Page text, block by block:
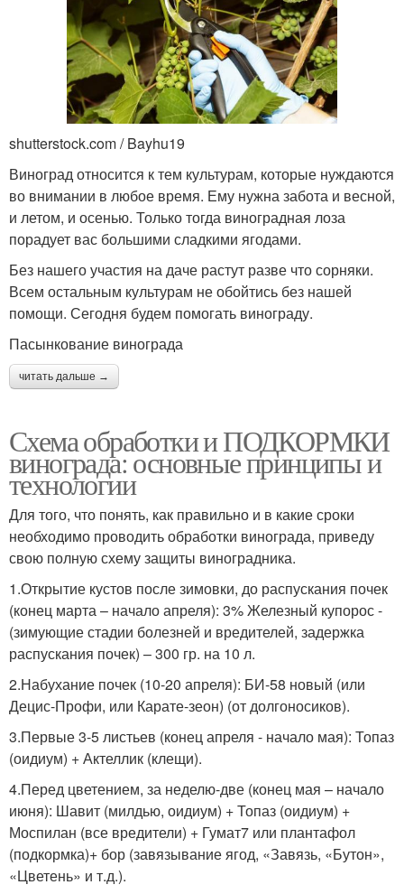
shutterstock.com / Bayhu19
Виноград относится к тем культурам, которые нуждаются
во внимании в любое время. Ему нужна забота и весной,
и летом, и осенью. Только тогда виноградная лоза
порадует вас большими сладкими ягодами.
Без нашего участия на даче растут разве что сорняки.
Всем остальным культурам не обойтись без нашей
помощи. Сегодня будем помогать винограду.
Пасынкование винограда
читать дальше →
Схема обработки и ПОДКОРМКИ
винограда: основные принципы и
технологии
Для того, что понять, как правильно и в какие сроки
необходимо проводить обработки винограда, приведу
свою полную схему защиты виноградника.
1.Открытие кустов после зимовки, до распускания почек
(конец марта – начало апреля): 3% Железный купорос -
(зимующие стадии болезней и вредителей, задержка
распускания почек) – 300 гр. на 10 л.
2.Набухание почек (10-20 апреля): БИ-58 новый (или
Децис-Профи, или Карате-зеон) (от долгоносиков).
3.Первые 3-5 листьев (конец апреля - начало мая): Топаз
(оидиум) + Актеллик (клещи).
4.Перед цветением, за неделю-две (конец мая – начало
июня): Шавит (милдью, оидиум) + Топаз (оидиум) +
Моспилан (все вредители) + Гумат7 или плантафол
(подкормка)+ бор (завязывание ягод, «Завязь, «Бутон»,
«Цветень» и т.д.).